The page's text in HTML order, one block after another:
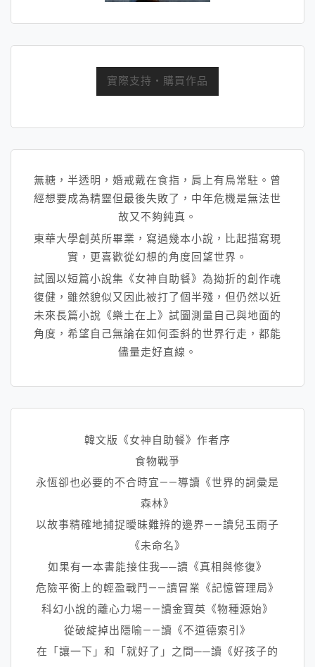
實際支持・購買作品
無糖，半透明，婚戒戴在食指，肩上有鳥常駐。曾
經想要成為精靈但最後失敗了，中年危機是無法世
故又不夠純真。
東華大學創英所畢業，寫過幾本小說，比起描寫現
實， 更喜歡從幻想的角度回望世界。
試圖以短篇小說集《女神自助餐》 為拗折的創作魂
復健，雖然貌似又因此被打了個半殘， 但仍然以近
未來長篇小說《樂土在上》試圖測量自己與地面的
角度， 希望自己無論在如何歪斜的世界行走，都能
儘量走好直線。
韓文版《女神自助餐》作者序
食物戰爭
永恆卻也必要的不合時宜——導讀《世界的詞彙是
森林》
以故事精確地捕捉曖昧難辨的邊界——讀兒玉雨子
《未命名》
如果有一本書能接住我──讀《真相與修復》
危險平衡上的輕盈戰鬥——讀冒業《記憶管理局》
科幻小說的離心力場——讀金寶英《物種源始》
從破綻掉出隱喻——讀《不道德索引》
在「讓一下」和「就好了」之間──讀《好孩子的